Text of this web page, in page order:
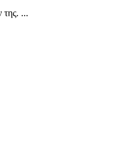
της. ...